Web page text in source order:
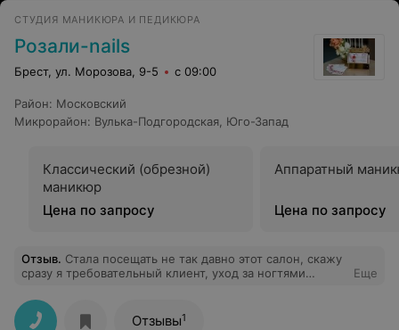
СТУДИЯ МАНИКЮРА И ПЕДИКЮРА
Розали-nails
Брест, ул. Морозова, 9-5 с 09:00
Район: Московский
Микрорайон: Вулька-Подгородская Юго-Запад
Классический (обрезной)
маникюр
Цена по запросу
Аппаратный
Цена по запросу
Отзыв. Стала посещать не так давно этот салон, скажу
сразу я требовательный клиент, уход за ногтями
лицо! поэтому мастера всегда выбираю тщательно,
вернее его мастерство, умение понять клиента что
Еще
Отзывы1